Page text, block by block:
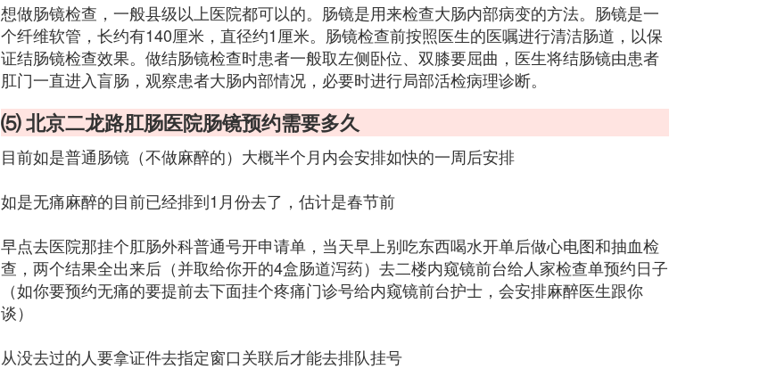
想做肠镜检查，一般县级以上医院都可以的。肠镜是用来检查大肠内部病变的方法。肠镜是一
个纤维软管，长约有140厘米，直径约1厘米。肠镜检查前按照医生的医嘱进行清洁肠道，以保
证结肠镜检查效果。做结肠镜检查时患者一般取左侧卧位、双膝要屈曲，医生将结肠镜由患者
肛门一直进入盲肠，观察患者大肠内部情况，必要时进行局部活检病理诊断。
⑸ 北京二龙路肛肠医院肠镜预约需要多久
目前如是普通肠镜（不做麻醉的）大概半个月内会安排如快的一周后安排
如是无痛麻醉的目前已经排到1月份去了，估计是春节前
早点去医院那挂个肛肠外科普通号开申请单，当天早上别吃东西喝水开单后做心电图和抽血检
查，两个结果全出来后（并取给你开的4盒肠道泻药）去二楼内窥镜前台给人家检查单预约日子
（如你要预约无痛的要提前去下面挂个疼痛门诊号给内窥镜前台护士，会安排麻醉医生跟你
谈）
从没去过的人要拿证件去指定窗口关联后才能去排队挂号